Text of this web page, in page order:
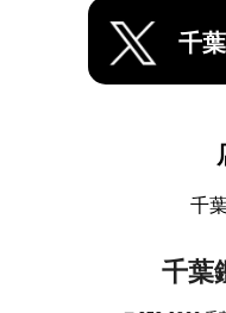
千
千
千葉